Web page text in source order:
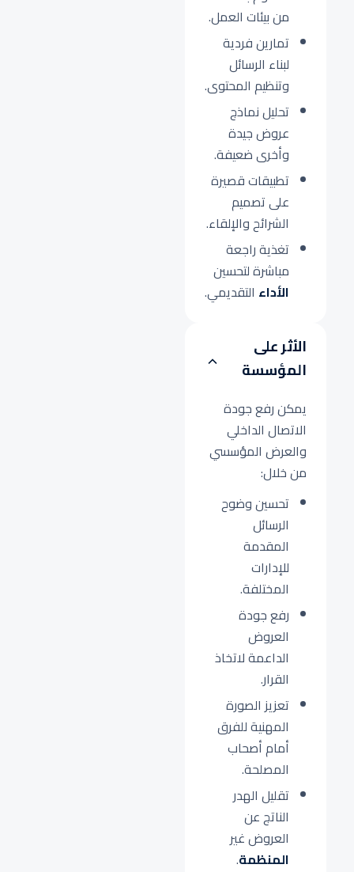
من بيئات العمل.
تمارين فردية
لبناء الرسائل
وتنظيم المحتوى.
تحليل نماذج
عروض جيدة
وأخرى ضعيفة.
تطبيقات قصيرة
على تصميم
الشرائح والإلقاء.
تغذية راجعة
مباشرة لتحسين
الأداء التقديمي.
الأثر على
المؤسسة
يمكن رفع جودة
الاتصال الداخلي
والعرض المؤسسي
من خلال:
تحسين وضوح
الرسائل
المقدمة
للإدارات
المختلفة.
رفع جودة
العروض
الداعمة لاتخاذ
القرار.
تعزيز الصورة
المهنية للفرق
أمام أصحاب
المصلحة.
تقليل الهدر
الناتج عن
العروض غير
المنظمة.